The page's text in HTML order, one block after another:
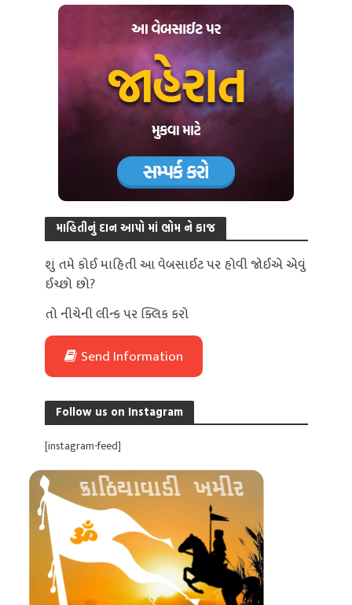
માહિતીનું દાન આપો માં ભોમ ને કાજ
શું તમે કોઈ માહિતી આ વેબસાઈટ પર હોવી જોઈએ એવું
ઈચ્છો છો?
તો નીચેની લીન્ક પર ક્લિક કરો
Send Information
Follow us on Instagram
[instagram-feed]